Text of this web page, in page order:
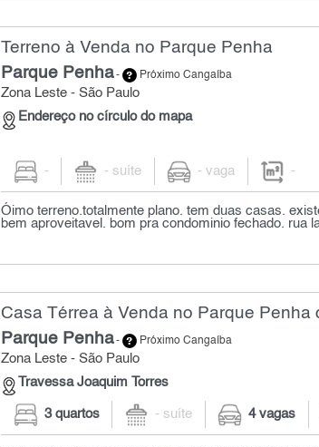
Terreno à Venda no Parque Penha
Parque Penha- Próximo Cangaíba
Zona Leste - São Paulo
Endereço no círculo do mapa
- - suíte - vaga -
Óimo terreno.totalmente plano. tem duas casas.
bem aproveitavel. bom pra condominio fechado. rua
Casa Térrea à Venda no Parque Penha
Parque Penha- Próximo Cangaíba
Zona Leste - São Paulo
Travessa Joaquim Torres
3 quartos - suíte 4 vagas